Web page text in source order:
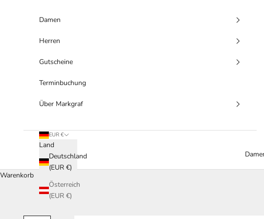
Damen
Herren
Gutscheine
Terminbuchung
Über Markgraf
EUR €
Land
Deutschland
(EUR €)
Österreich
(EUR €)
Warenkorb